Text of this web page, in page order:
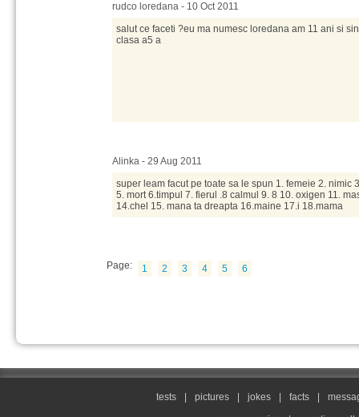
rudco loredana - 10 Oct 2011
salut ce faceti ?eu ma numesc loredana am 11 ani si
clasa a5 a
Alinka - 29 Aug 2011
super leam facut pe toate sa le spun 1. femeie 2. nimic
5. mort 6.timpul 7. fierul .8 calmul 9. 8 10. oxigen 11.
14.chel 15. mana ta dreapta 16.maine 17.i 18.mama
Page: 1 2 3 4 5 6
tests pictures jokes facts